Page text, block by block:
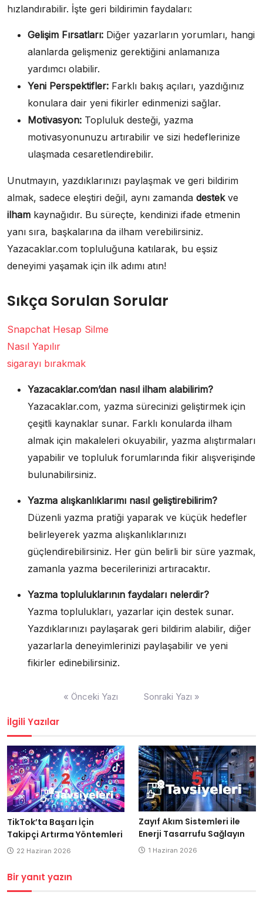
hızlandırabilir. İşte geri bildirimin faydaları:
Gelişim Fırsatları: Diğer yazarların yorumları, hangi
alanlarda gelişmeniz gerektiğini anlamanıza
yardımcı olabilir.
Yeni Perspektifler: Farklı bakış açıları, yazdığınız
konulara dair yeni fikirler edinmenizi sağlar.
Motivasyon: Topluluk desteği, yazma
motivasyonunuzu artırabilir ve sizi hedeflerinize
ulaşmada cesaretlendirebilir.
Unutmayın, yazdıklarınızı paylaşmak ve geri bildirim
almak, sadece eleştiri değil, aynı zamanda destekve
ilham kaynağıdır. Bu süreçte, kendinizi ifade etmenin
yanı sıra, başkalarına da ilham verebilirsiniz.
Yazacaklar.com topluluğuna katılarak, bu eşsiz
deneyimi yaşamak için ilk adımı atın!
Sıkça Sorulan Sorular
Snapchat Hesap Silme
Nasıl Yapılır
sigarayı bırakmak
Yazacaklar.com’dan nasıl ilham alabilirim?
Yazacaklar.com, yazma sürecinizi geliştirmek için
çeşitli kaynaklar sunar. Farklı konularda ilham
almak için makaleleri okuyabilir, yazma alıştırmaları
yapabilir ve topluluk forumlarında fikir alışverişinde
bulunabilirsiniz.
Yazma alışkanlıklarımı nasıl geliştirebilirim?
Düzenli yazma pratiği yaparak ve küçük hedefler
belirleyerek yazma alışkanlıklarınızı
güçlendirebilirsiniz. Her gün belirli bir süre yazmak,
zamanla yazma becerilerinizi artıracaktır.
Yazma topluluklarının faydaları nelerdir?
Yazma toplulukları, yazarlar için destek sunar.
Yazdıklarınızı paylaşarak geri bildirim alabilir, diğer
yazarlarla deneyimlerinizi paylaşabilir ve yeni
fikirler edinebilirsiniz.
« Önceki Yazı Sonraki Yazı »
İlgili Yazılar
TikTok’ta Başarı İçin
Takipçi Artırma Yöntemleri
22 Haziran 2026
Zayıf Akım Sistemleri ile
Enerji Tasarrufu Sağlayın
1 Haziran 2026
Bir yanıt yazın